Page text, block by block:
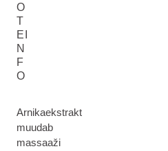
O
T
EI
N
F
O
Arnikaekstrakt
muudab
massaaži